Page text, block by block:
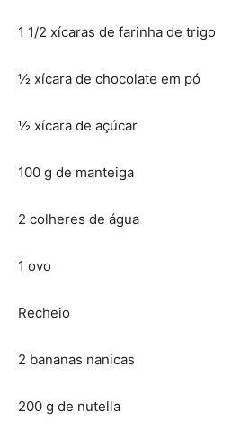
1 1/2 xícaras de farinha de trigo
½ xícara de chocolate em pó
½ xícara de açúcar
100 g de manteiga
2 colheres de água
1 ovo
Recheio
2 bananas nanicas
200 g de nutella